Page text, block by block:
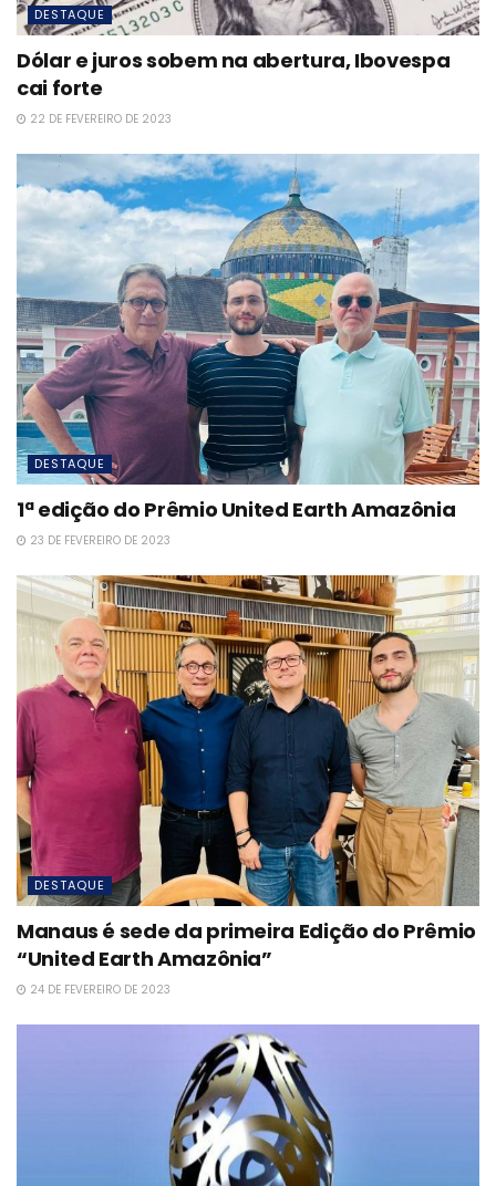
DESTAQUE
Dólar e juros sobem na abertura, Ibovespa
cai forte
22 DE FEVEREIRO DE 2023
DESTAQUE
1ª edição do Prêmio United Earth Amazônia
23 DE FEVEREIRO DE 2023
DESTAQUE
Manaus é sede da primeira Edição do Prêmio
“United Earth Amazônia”
24 DE FEVEREIRO DE 2023